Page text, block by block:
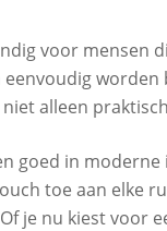
voor mensen
worden
alleen
goed in
toe aan elke
je nu kiest voor